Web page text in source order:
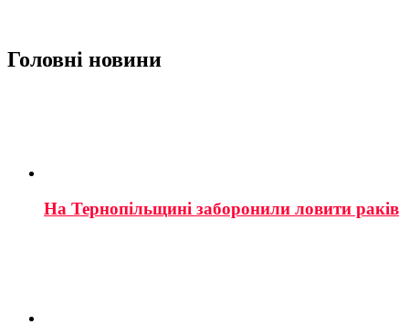
Головні новини
На Тернопільщині заборонили ловити раків